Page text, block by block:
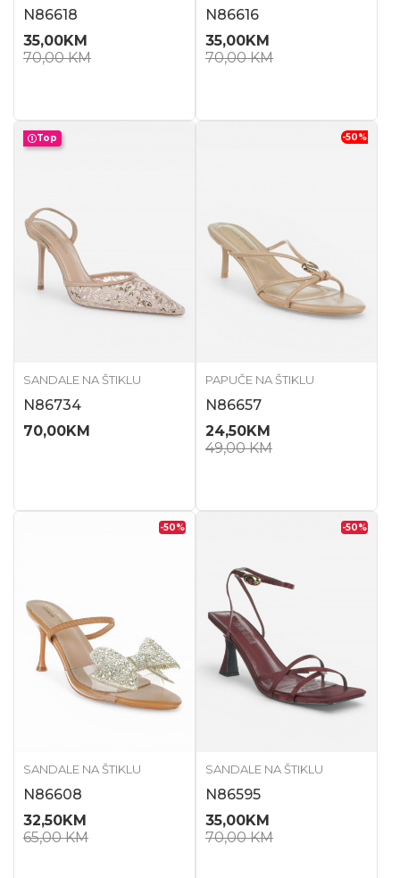
N86618
35,00KM
70,00KM
N86616
35,00KM
70,00KM
Top
SANDALE NA ŠTIKLU
N86734
70,00KM
-50%
PAPUČE NA ŠTIKLU
N86657
24,50KM
49,00KM
-50%
SANDALE NA ŠTIKLU
N86608
32,50KM
65,00KM
-50%
SANDALE NA ŠTIKLU
N86595
35,00KM
70,00KM